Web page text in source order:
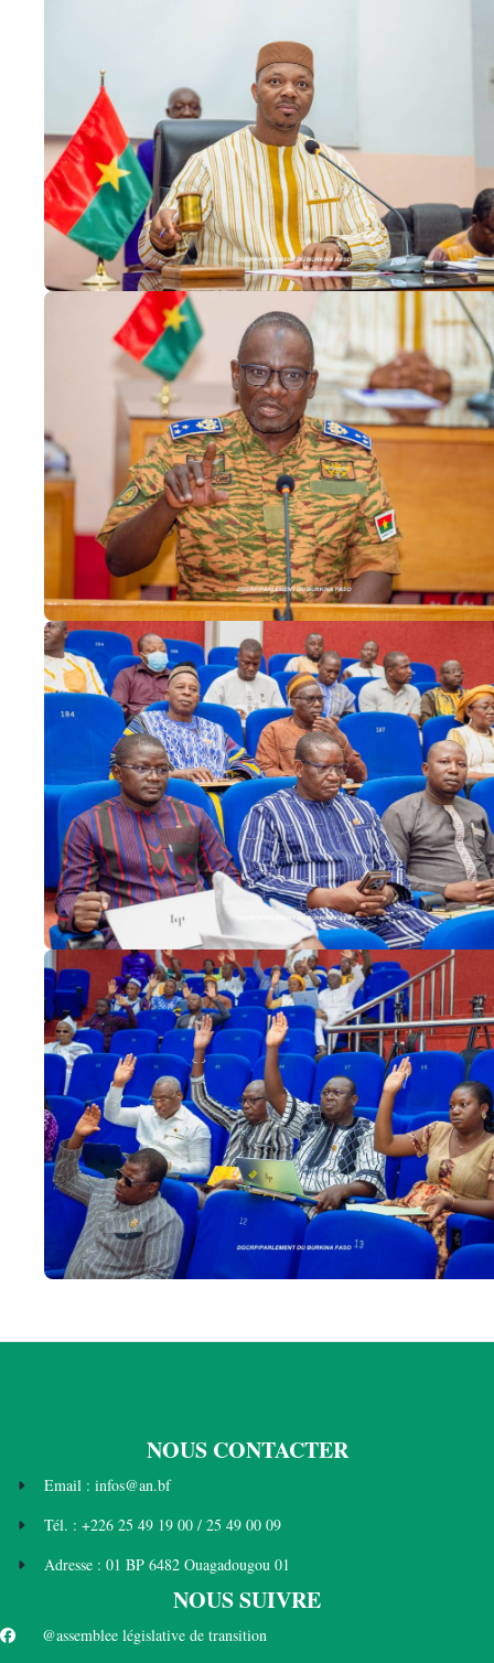
NOUS CONTACTER
Email : infos@an.bf
Tél. : +226 25 49 19 00 / 25 49 00 09
Adresse : 01 BP 6482 Ouagadougou 01
NOUS SUIVRE
@assemblee législative de transition